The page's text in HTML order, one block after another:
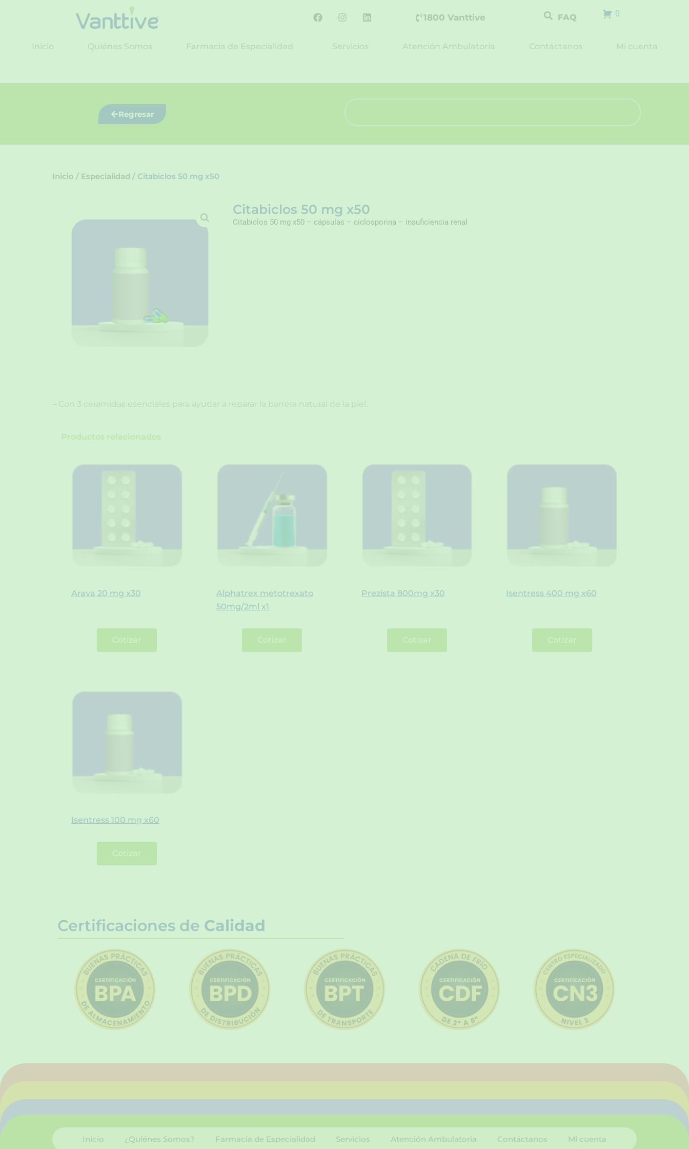
F
a
I
n
a
m
L
i
e
1800 Vanttive FAQ 0
Inicio Quiénes Somos Farmacia de Especialidad Servicios Atención Ambulatoria Contáctanos Mi cuenta
Regresar
Search
Inicio / Especialidad / Citabiclos 50 mg x50
Citabiclos 50 mg x50
Citabiclos 50 mg x50 – cápsulas – ciclosporina – insuficiencia renal
– Con 3 ceramidas esenciales para ayudar a reparar la barrera natural de la piel.
Productos relacionados
Arava 20 mg x30
Cotizar
Alphatrex metotrexato
50mg/2ml x1
Cotizar
Prezista 800mg x30
Cotizar
Isentress 400 mg x60
Cotizar
Isentress 100 mg x60
Cotizar
Certificaciones de Calidad
Inicio ¿Quiénes Somos? Farmacia de Especialidad Servicios Atención Ambulatoria Contáctanos Mi cuenta